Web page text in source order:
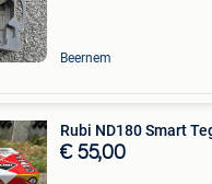
Beernem
Rubi ND180 Smart
€ 55,00